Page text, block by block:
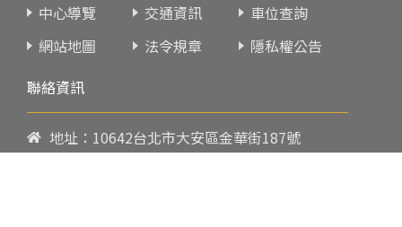
中心導覽
交通資訊
車位查詢
網站地圖
法令規章
隱私權公告
聯絡資訊
地址：10642台北市大安區金華街187號